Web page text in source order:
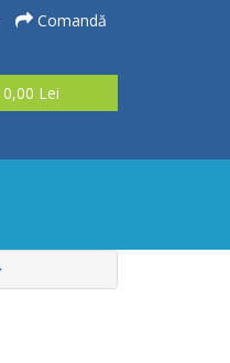
Comandă
0 produs(e) - 0,00 Lei